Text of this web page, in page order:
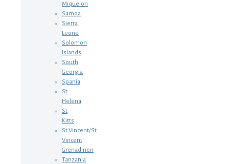
Miquelon
Samoa
Sierra
Leone
Solomon
Islands
South
Georgia
Spania
St
Helena
St
Kitts
St.Vincent/St.
Vincent
Grenadinen
Tanzania